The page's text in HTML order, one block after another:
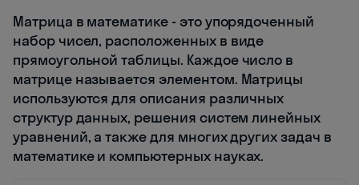
Матрица в математике - это упорядоченный
набор чисел, расположенных в виде
прямоугольной таблицы. Каждое число в
матрице называется элементом. Матрицы
используются для описания различных
структур данных, решения систем линейных
уравнений, а также для многих других задач в
математике и компьютерных науках.